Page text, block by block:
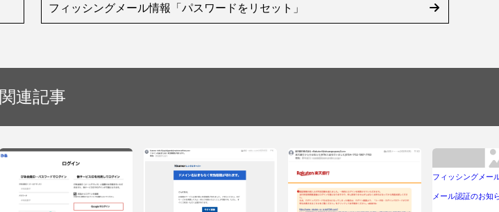
フィッシングメール情報「パスワードをリセット」
関連記事
フィッシングメー
メール認証のお知